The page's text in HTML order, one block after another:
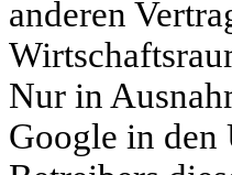
anderen
Nur in
Google in den